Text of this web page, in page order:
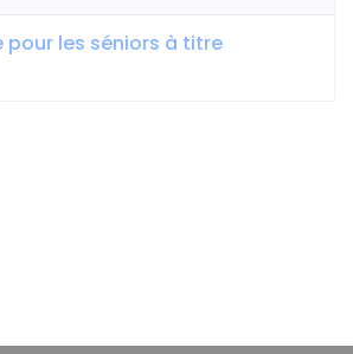
pour les séniors à titre